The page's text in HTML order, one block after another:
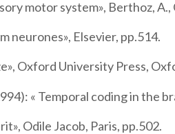
motor system», Berthoz,
neurones», Elsevier, pp.514.
Oxford University Press,
« Temporal coding in the
Odile Jacob, Paris, pp.502.